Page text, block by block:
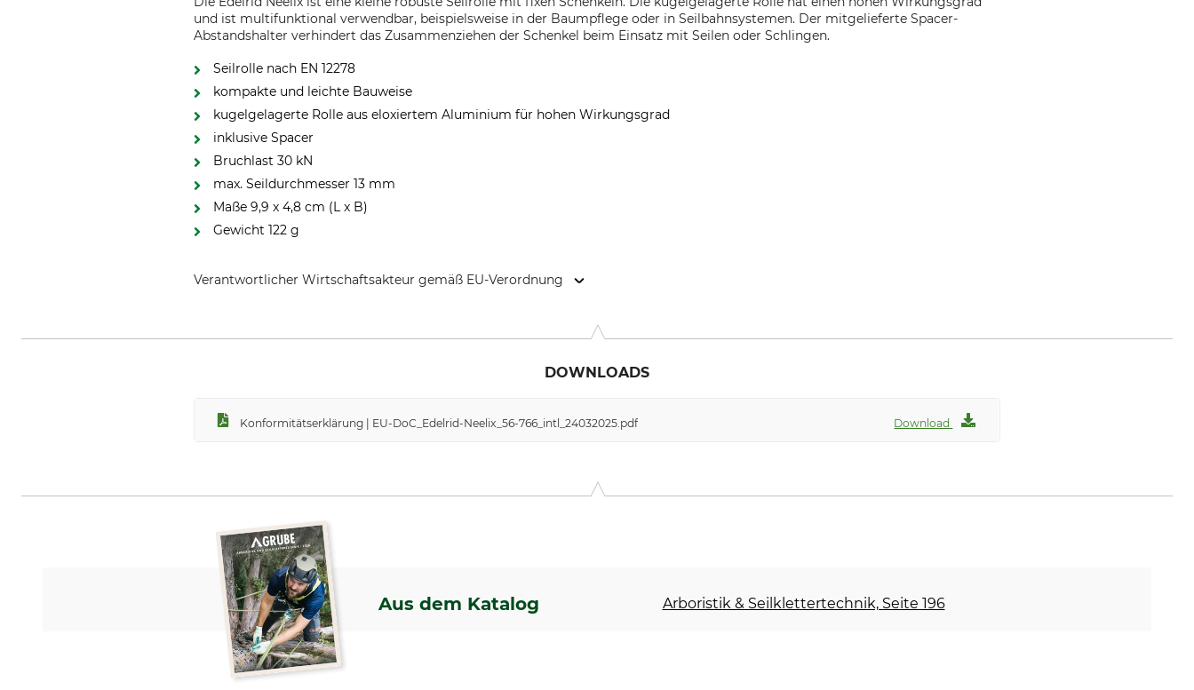
und ist multifunktional verwendbar, beispielsweise in der Baumpflege oder in Seilbahnsystemen. Der mitgelieferte Spacer-
Abstandshalter verhindert das Zusammenziehen der Schenkel beim Einsatz mit Seilen oder Schlingen.
Seilrolle nach EN 12278
kompakte und leichte Bauweise
kugelgelagerte Rolle aus eloxiertem Aluminium für hohen Wirkungsgrad
inklusive Spacer
Bruchlast 30 kN
max. Seildurchmesser 13 mm
Maße 9,9 x 4,8 cm (L x B)
Gewicht 122 g
Verantwortlicher Wirtschaftsakteur gemäß EU-Verordnung
DOWNLOADS
Konformitätserklärung | EU-DoC_Edelrid-Neelix_56-766_intl_24032025.pdf Download
Aus dem Katalog Arboristik & Seilklettertechnik, Seite 196